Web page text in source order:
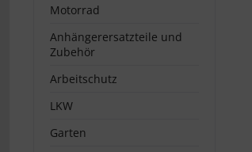
Motorrad
Anhängerersatzteile und
Zubehör
Arbeitschutz
LKW
Garten